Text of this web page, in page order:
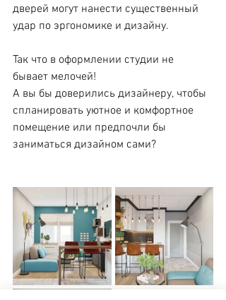
дверей могут нанести существенный
удар по эргономике и дизайну.
Так что в оформлении студии не
бывает мелочей!
А вы бы доверились дизайнеру, чтобы
спланировать уютное и комфортное
помещение или предпочли бы
заниматься дизайном сами?